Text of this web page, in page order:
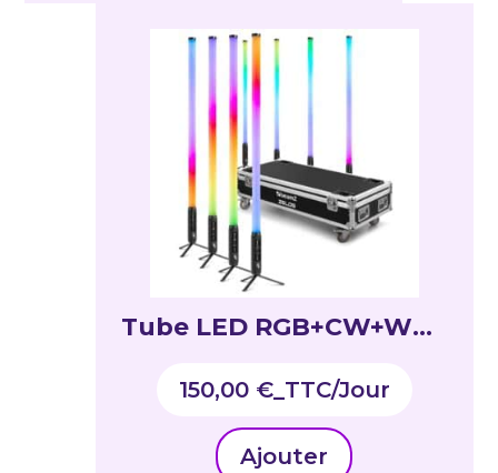
Tube LED RGB+CW+WW,
intérieur/extérieur, set
de 8 pièces – ZELOS
150,00 €_TTC
Ajouter